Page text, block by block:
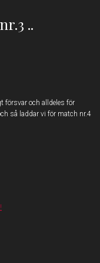
..
försvar och alldeles för
så laddar vi för match nr.4